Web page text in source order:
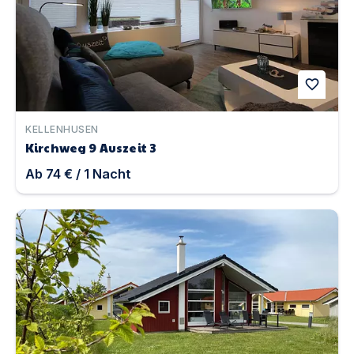
favorite
KELLENHUSEN
Kirchweg 9 Auszeit 3
Ab 74 € / 1 Nacht
Ferienhaus 18 | Unterkunft in Großenbrode